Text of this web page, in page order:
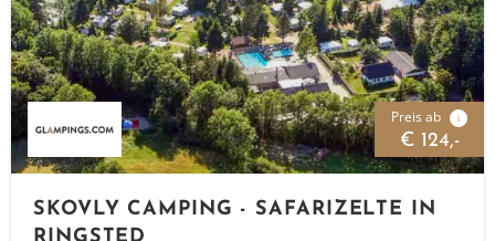
Preis ab i
€ 124,-
SKOVLY CAMPING - SAFARIZELTE IN